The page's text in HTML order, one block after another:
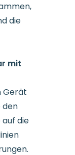
die
mit
Gerät
den
auf die